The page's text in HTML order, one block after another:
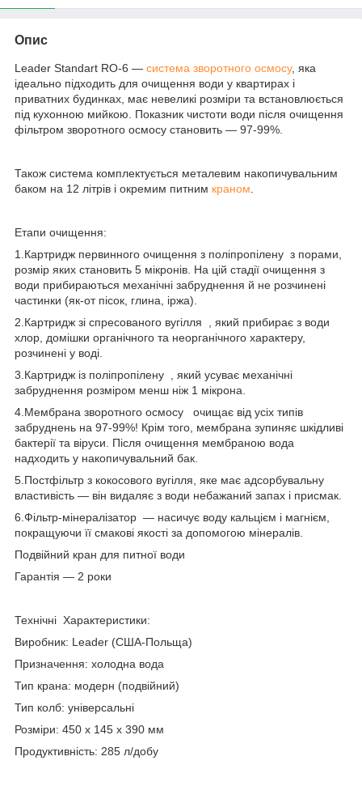
Опис
Leader Standart RO-6 — система зворотного осмосу, яка
ідеально підходить для очищення води у квартирах і
приватних будинках, має невеликі розміри та встановлюється
під кухонною мийкою. Показник чистоти води після очищення
фільтром зворотного осмосу становить — 97-99%.
Також система комплектується металевим накопичувальним
баком на 12 літрів і окремим питним краном
Етапи очищення:
1.Картридж первинного очищення з поліпропілену з порами,
розмір яких становить 5 мікронів. На цій стадії очищення з
води прибираються механічні забруднення й не розчинені
частинки (як-от пісок, глина, іржа).
2.Картридж зі спресованого вугілля , який прибирає з води
хлор, домішки органічного та неорганічного характеру,
розчинені у воді.
3.Картридж із поліпропілену , який усуває механічні
забруднення розміром менш ніж 1 мікрона.
4.Мембрана зворотного осмосу очищає від усіх типів
забруднень на 97-99%! Крім того, мембрана зупиняє шкідливі
бактерії та віруси. Після очищення мембраною вода
надходить у накопичувальний бак.
5.Постфільтр з кокосового вугілля, яке має адсорбувальну
властивість — він видаляє з води небажаний запах і присмак.
6.Фільтр-мінералізатор — насичує воду кальцієм і магнієм,
покращуючи її смакові якості за допомогою мінералів.
Подвійний кран для питної води
Гарантія — 2 роки
Технічні Характеристики:
Виробник: Leader (США-Польща)
Призначення: холодна вода
Тип крана: модерн (подвійний)
Тип колб: універсальні
Розміри: 450 х 145 х 390 мм
Продуктивність: 285 л/добу